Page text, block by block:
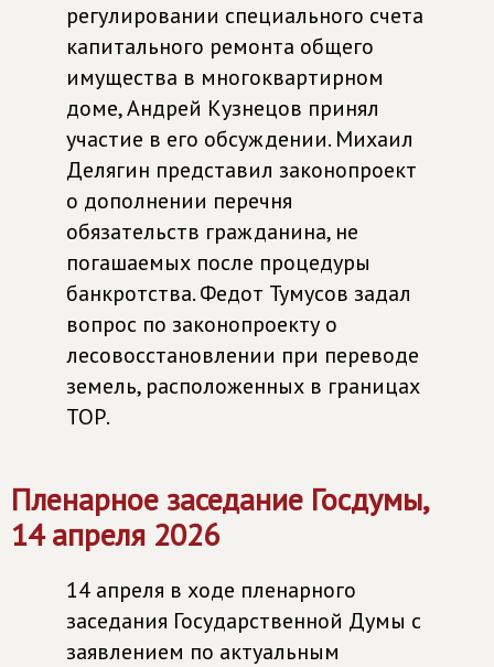
регулировании специального счета
капитального ремонта общего
имущества в многоквартирном
доме, Андрей Кузнецов принял
участие в его обсуждении. Михаил
Делягин представил законопроект
о дополнении перечня
обязательств гражданина, не
погашаемых после процедуры
банкротства. Федот Тумусов задал
вопрос по законопроекту о
лесовосстановлении при переводе
земель, расположенных в границах
ТОР.
Пленарное заседание Госдумы,
14 апреля 2026
14 апреля в ходе пленарного
заседания Государственной Думы с
заявлением по актуальным